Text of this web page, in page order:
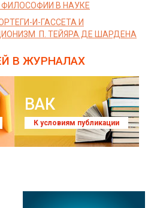
В НАУКЕ
И-ГАССЕТА И
П. ТЕЙЯРА ДЕ ШАРДЕНА
В ЖУРНАЛАХ
ВАК
К условиям публикации